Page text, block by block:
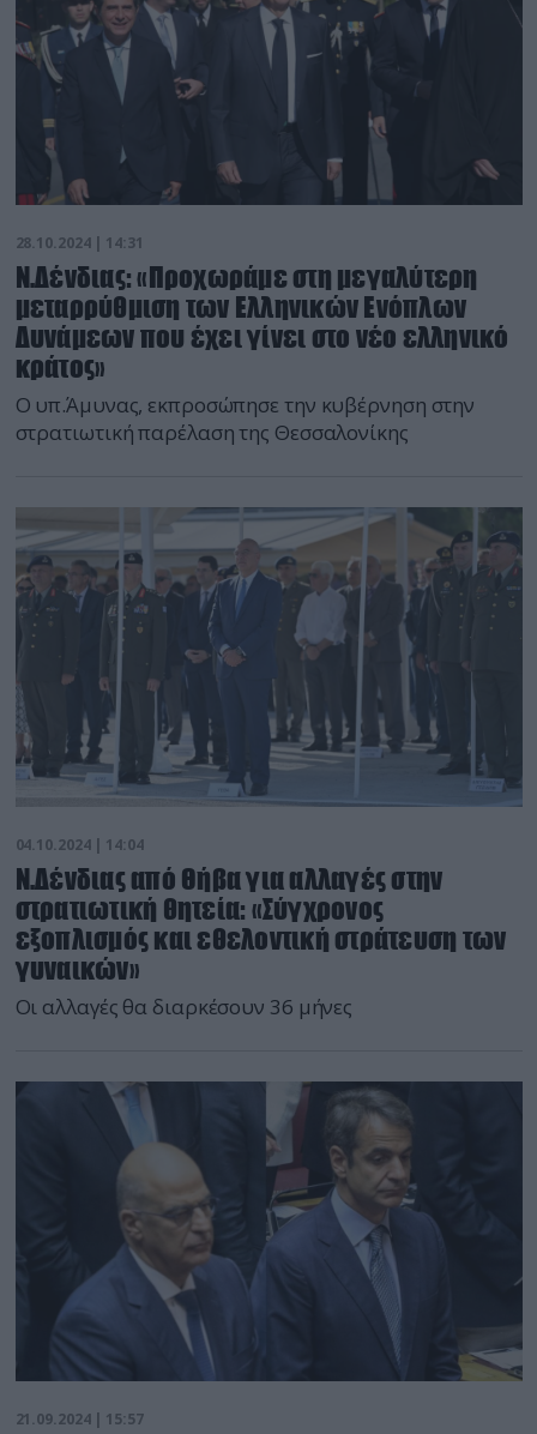
28.10.2024 | 14:31
Ν.Δένδιας: «Προχωράμε στη μεγαλύτερη
μεταρρύθμιση των Ελληνικών Ενόπλων
Δυνάμεων που έχει γίνει στο νέο ελληνικό
κράτος»
Ο υπ.Άμυνας, εκπροσώπησε την κυβέρνηση στην
στρατιωτική παρέλαση της Θεσσαλονίκης
04.10.2024 | 14:04
Ν.Δένδιας από Θήβα για αλλαγές στην
στρατιωτική θητεία: «Σύγχρονος
εξοπλισμός και εθελοντική στράτευση των
γυναικών»
Οι αλλαγές θα διαρκέσουν 36 μήνες
21.09.2024 | 15:57